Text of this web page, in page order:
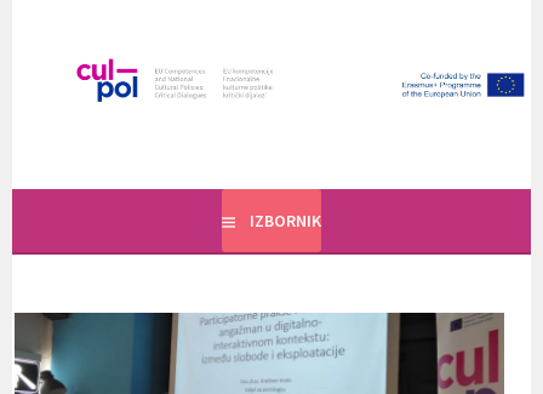
sadržaja
IZBORNIK